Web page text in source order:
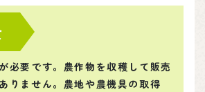
必要です。農作物を収穫して販売
りません。農地や農機具の取得